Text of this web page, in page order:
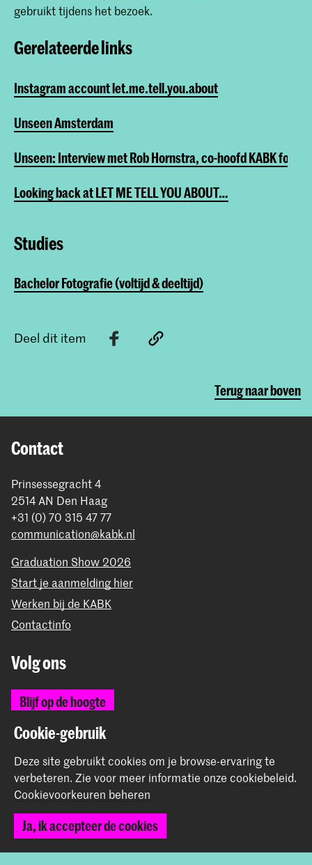
gebruikt tijdens het bezoek.
Gerelateerde links
Instagram account let.me.tell.you.about
Unseen Amsterdam
Unseen: Interview met Rob Hornstra, co-hoofd KABK
Looking back at LET ME TELL YOU ABOUT…
Studies
Bachelor Fotografie (voltijd & deeltijd)
Deel dit item
Terug naar boven
Contact
Prinsessegracht 4
2514 AN Den Haag
+31 (0) 70 315 47 77
communication@kabk.nl
Graduation Show 2026
Start je aanmelding hier
Werken bij de KABK
Contactinfo
Volg ons
Blijf op de hoogte
InstagramYouTubeVimeo
samen met het Koninklijk Conservatorium de Hogeschool
der Kunsten Den Haag
Cookie-gebruik
Deze site gebruikt cookies om je browse-ervaring te
verbeteren. Zie voor meer informatie onze cookiebeleid.
Cookievoorkeuren beheren
Ja, ik accepteer de cookies